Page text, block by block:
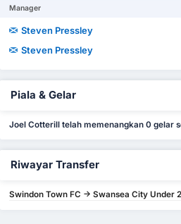
Manager
Steven Pressley
Steven Pressley
Piala & Gelar
Joel Cotterill telah memenangkan 0 gelar
Riwayar Transfer
Swindon Town FC -> Swansea City Under